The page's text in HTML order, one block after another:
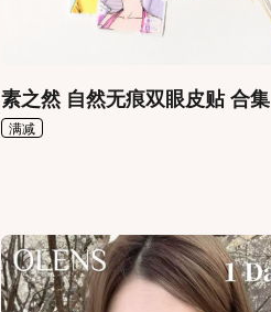
素之然 自然无痕双眼皮贴 合集
满减